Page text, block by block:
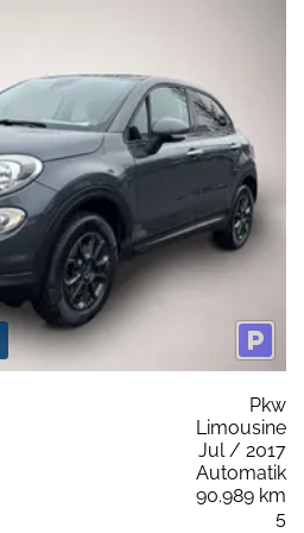
Pkw
Limousine
Jul / 2017
Automatik
90.989 km
5